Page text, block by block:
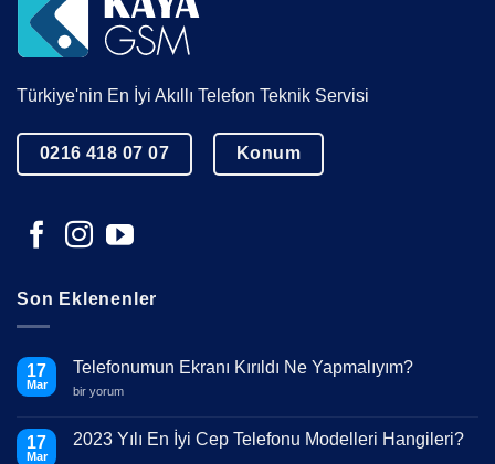
Türkiye'nin En İyi Akıllı Telefon Teknik Servisi
0216 418 07 07 Konum
Son Eklenenler
17
Mar
Telefonumun Ekranı Kırıldı Ne Yapmalıyım?
Telefonumun
Ne
Yapmalıyım?
bir yorum
17
Mar
2023 Yılı En İyi Cep Telefonu Modelleri Hangileri?